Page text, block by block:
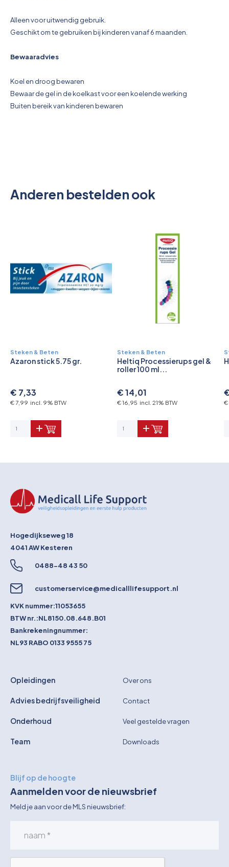
Alleen voor uitwendig gebruik.
Geschikt om te gebruiken bij kinderen vanaf 6 maanden.
Bewaaradvies
Koel en droog bewaren
Bewaar de gel in de koelkast voor een koelende werking
Buiten bereik van kinderen bewaren
Anderen bestelden ook
Steken & Beten
Azaron stick 5.75 gr.
€ 7,33
€ 7,99 incl. 9% BTW
Steken & Beten
Heltiq Processierups gel &
roller 100 ml...
€ 14,01
€ 16,95 incl. 21% BTW €
Hogedijkseweg 18
4041 AWKesteren
0488-48 43 50
customerservice@medicalllifesupport.nl
KVK nummer:11053655
BTW nr.:NL8150.08.648.B01
Bankrekeningnummer:
NL93 RABO 0133 9555 75
Opleidingen
Advies bedrijfsveiligheid
Onderhoud
Team
Over ons
Contact
Veel gestelde vragen
Downloads
Blijf op de hoogte
Aanmelden voor de nieuwsbrief
Meld je aan voor de MLS nieuwsbrief: